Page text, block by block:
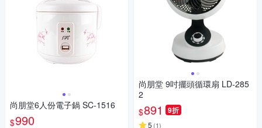
尚朋堂6人份電子鍋 SC-1516
$990
尚朋堂 9吋擺頭循環扇 LD-285
2
$891 9折
5 (1)